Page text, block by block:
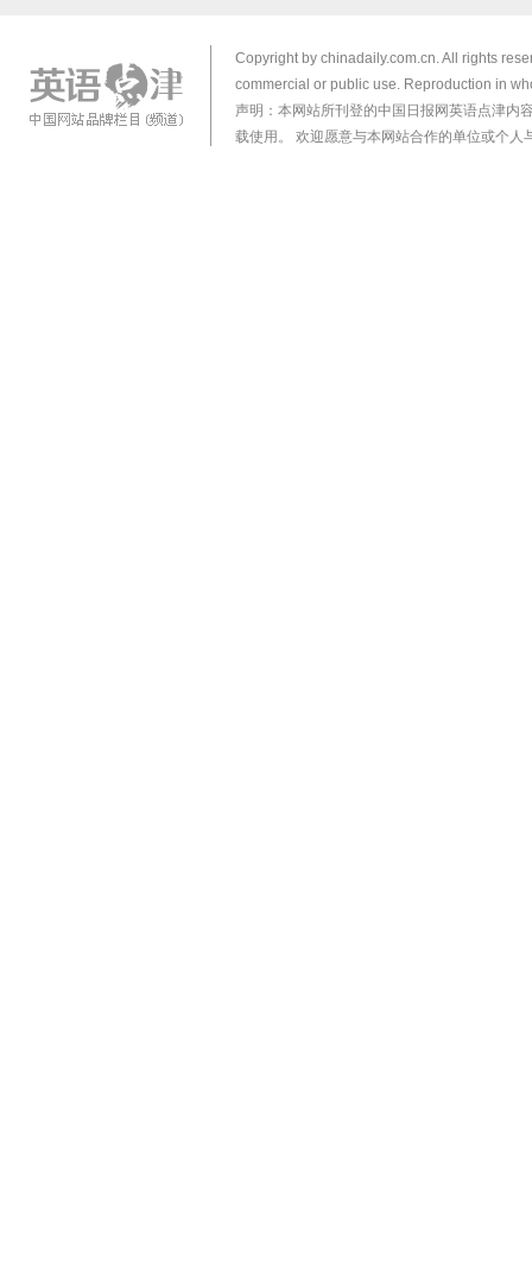
Copyright by chinadaily.com.cn. All rights
commercial or public use. Reproduction in
声明：本网站所刊登的中国日报网英语点津内
载使用。 欢迎愿意与本网站合作的单位或个人